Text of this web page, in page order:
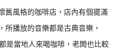
舊風格的咖啡店，店內有個擺滿
所播放的音樂都是古典音樂，
是當地人來喝咖啡，老闆也比較